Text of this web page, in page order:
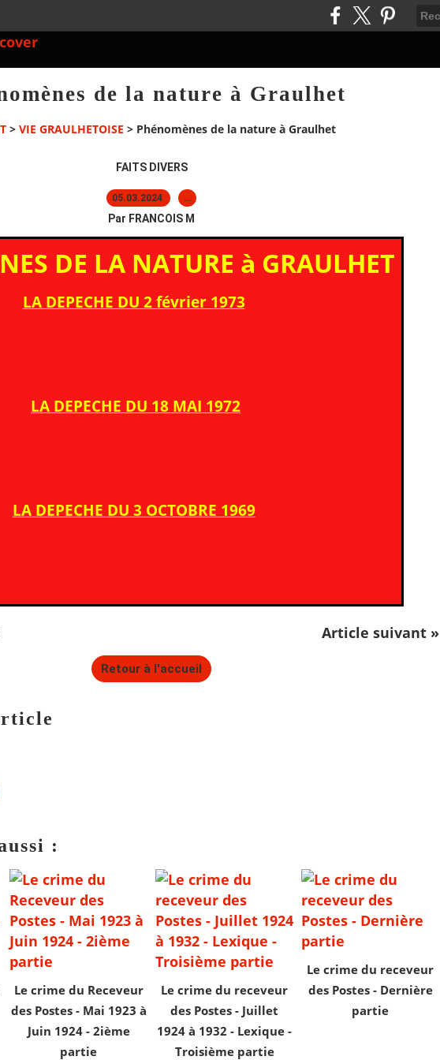
de la nature à Graulhet
> VIE GRAULHETOISE > Phénomènes de la nature à Graulhet
FAITS DIVERS
05.03.2024 …
Par FRANCOIS M
DE LA NATURE à GRAULHET
LA DEPECHE DU 2 février 1973
LA DEPECHE DU 18 MAI 1972
LA DEPECHE DU 3 OCTOBRE 1969
Article suivant »
Retour à l'accueil
:
Le crime du Receveur
des Postes - Mai 1923 à
Juin 1924 - 2ième
partie
Le crime du receveur
des Postes - Juillet
1924 à 1932 - Lexique -
Troisième partie
Le crime du receveur
des Postes - Dernière
partie